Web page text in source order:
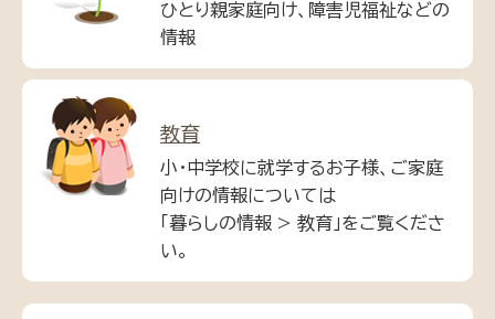
ひとり親家庭向け、障害児福祉などの
情報
教育
小・中学校に就学するお子様、ご家庭
向けの情報については
「暮らしの情報 > 教育」をご覧くださ
い。